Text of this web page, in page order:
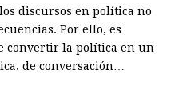
discursos en política no
Por ello, es
convertir la política en un
de conversación…